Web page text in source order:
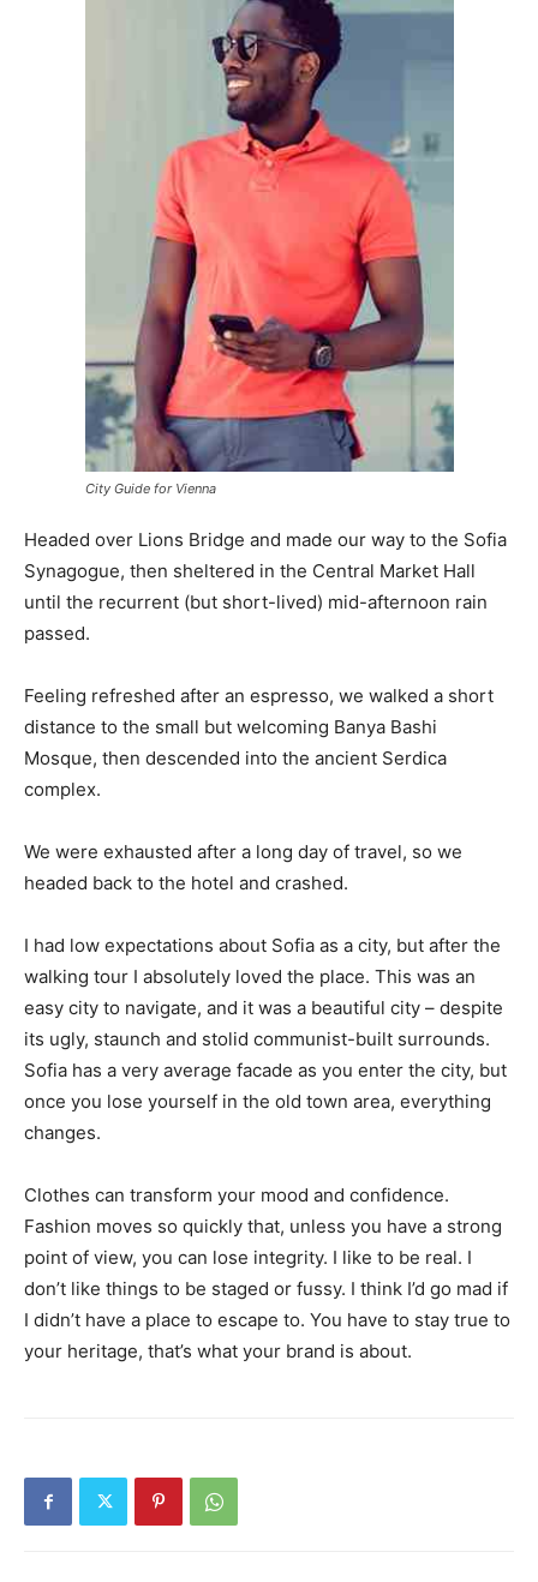
City Guide for Vienna
Headed over Lions Bridge and made our way to the Sofia
Synagogue, then sheltered in the Central Market Hall
until the recurrent (but short-lived) mid-afternoon rain
passed.
Feeling refreshed after an espresso, we walked a short
distance to the small but welcoming Banya Bashi
Mosque, then descended into the ancient Serdica
complex.
We were exhausted after a long day of travel, so we
headed back to the hotel and crashed.
I had low expectations about Sofia as a city, but after the
walking tour I absolutely loved the place. This was an
easy city to navigate, and it was a beautiful city – despite
its ugly, staunch and stolid communist-built surrounds.
Sofia has a very average facade as you enter the city, but
once you lose yourself in the old town area, everything
changes.
Clothes can transform your mood and confidence.
Fashion moves so quickly that, unless you have a strong
point of view, you can lose integrity. I like to be real. I
don’t like things to be staged or fussy. I think I’d go mad if
I didn’t have a place to escape to. You have to stay true to
your heritage, that’s what your brand is about.